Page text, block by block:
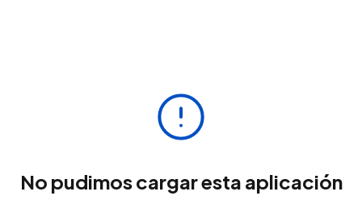
No pudimos cargar esta aplicación